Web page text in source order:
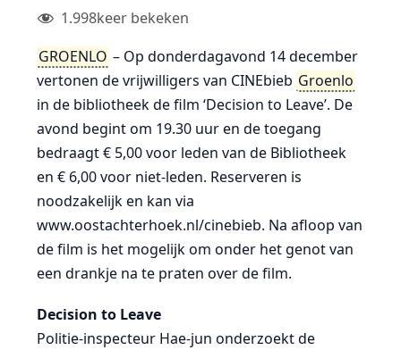
1.998keer bekeken
GROENLO – Op donderdagavond 14 december
vertonen de vrijwilligers van CINEbieb Groenlo
in de bibliotheek de film ‘Decision to Leave’. De
avond begint om 19.30 uur en de toegang
bedraagt € 5,00 voor leden van de Bibliotheek
en € 6,00 voor niet-leden. Reserveren is
noodzakelijk en kan via
www.oostachterhoek.nl/cinebieb. Na afloop van
de film is het mogelijk om onder het genot van
een drankje na te praten over de film.
Decision to Leave
Politie-inspecteur Hae-jun onderzoekt de